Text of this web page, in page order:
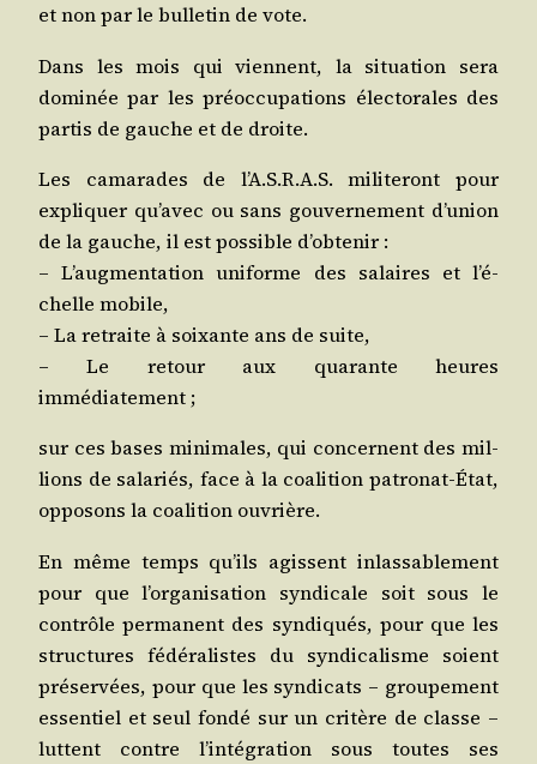
et non par le bul­le­tin de vote.
Dans les mois qui viennent, la situa­tion sera
domi­née par les pré­oc­cu­pa­tions élec­to­rales des
par­tis de gauche et de droite.
Les cama­rades de l’A.S.R.A.S. mili­te­ront pour
expli­quer qu’a­vec ou sans gou­ver­ne­ment d’u­nion
de la gauche, il est pos­sible d’obtenir :
– L’aug­men­ta­tion uni­forme des salaires et l’é­
chelle mobile,
– La retraite à soixante ans de suite,
– Le retour aux qua­rante heures
immédiatement ;
sur ces bases mini­males, qui concernent des mil­
lions de sala­riés, face à la coa­li­tion patro­nat-État,
oppo­sons la coa­li­tion ouvrière.
En même temps qu’ils agissent inlas­sa­ble­ment
pour que l’or­ga­ni­sa­tion syn­di­cale soit sous le
contrôle per­ma­nent des syn­di­qués, pour que les
struc­tures fédé­ra­listes du syn­di­ca­lisme soient
pré­ser­vées, pour que les syn­di­cats – grou­pe­ment
essen­tiel et seul fon­dé sur un cri­tère de classe –
luttent contre l’in­té­gra­tion sous toutes ses